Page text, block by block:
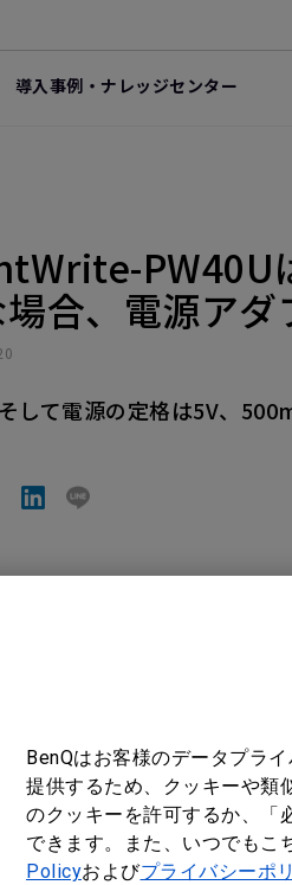
BenQはお客様のデータプラ
提供するため、クッキーや類
のクッキーを許可するか、「
できます。また、いつでもこ
Policyおよびプライバシーポ
導入事例・ナレッジセンター
PW40U
合、電源アダ
して電源の定格は5V、
は有益でしたか？